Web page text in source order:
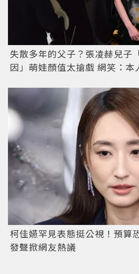
失散多年的父子？張凌赫兒子
因」萌娃顏值太搶戲 網笑：本
柯佳嬿罕見表態挺公視！預算
發聲掀網友熱議